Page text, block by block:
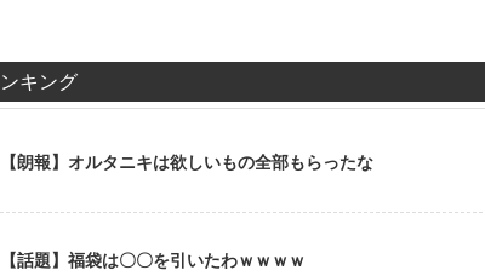
キング
【朗報】オルタニキは欲しいもの全部もらったな
【話題】福袋は〇〇を引いたわｗｗｗｗ